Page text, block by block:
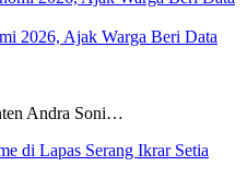
2026, Ajak Warga Beri Data
Andra Soni…